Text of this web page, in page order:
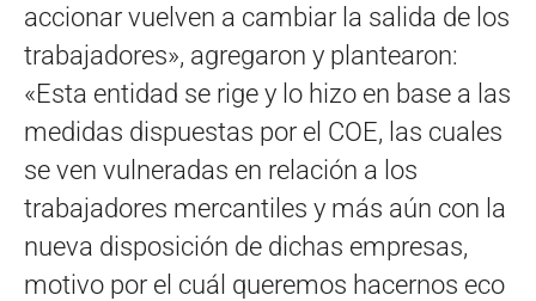
accionar vuelven a cambiar la salida de los
trabajadores», agregaron y plantearon:
«Esta entidad se rige y lo hizo en base a las
medidas dispuestas por el COE, las cuales
se ven vulneradas en relación a los
trabajadores mercantiles y más aún con la
nueva disposición de dichas empresas,
motivo por el cuál queremos hacernos eco